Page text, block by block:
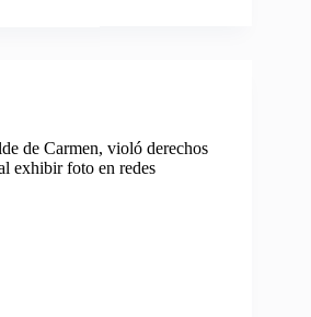
de Carmen, violó derechos
exhibir foto en redes